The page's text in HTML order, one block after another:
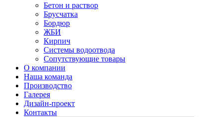
Бетон и раствор
Брусчатка
Бордюр
ЖБИ
Кирпич
Системы водоотвода
Сопутствующие товары
О компании
Наша команда
Производство
Галерея
Дизайн-проект
Контакты